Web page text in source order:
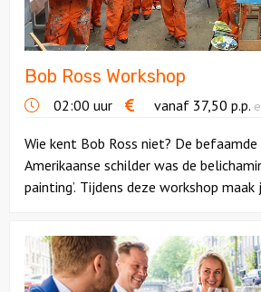
Solextours
Locaties
Themafeesten
Bob Ross Workshop
02:00 uur vanaf 37,50 p.p.
Wie kent Bob Ross niet? De
Amerikaanse schilder was de
painting’. Tijdens deze workshop maak
Bekijk
Borrelboot